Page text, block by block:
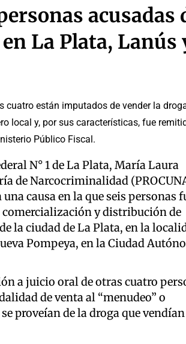
acusadas
La Plata, Lanús
cuatro están imputados de vender la
local y, por sus características, fue
Público Fiscal.
N° 1 de La Plata, María Laura
de Narcocriminalidad
causa en la que seis personas
comercialización y distribución de
la ciudad de La Plata, en la
Pompeya, en la Ciudad
a juicio oral de otras cuatro
de venta al “menudeo” o
proveían de la droga que